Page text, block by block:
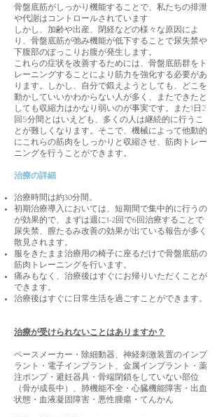
骨盤底筋がしっかり機能することで、私たちの排泄
や代謝はコントロールされています
しかし、加齢や出産、閉経などの様々な原因によ
り、骨盤底筋が弛み機能が低下することで尿失禁や
下腹部のぽっこりお腹が発生します。
これらの症状を改善するためには、骨盤底筋群をト
レーニングすることにより筋力を強化する必要があ
ります。しかし、自分で鍛えようとしても、どこを
動かしていいかわからない人が多く、またできたと
しても収縮力はかなり弱いのが事実です。また1日2
回5分間とはいえども、多くの人は継続的に行うこ
とが難しくなります。そこで、機械によって他動的
にこれらの筋肉をしっかりと収縮させ、筋肉トレー
ニングを行うことができます。
治療の詳細
治療時間は約30分間。
初期治療導入においては、短期間で集中的に行うの
が効果的で、まずは週に1-2回で6回治療することで
尿失禁、膣たるみ改善の効果が出ている報告が多く
散見されます。
服をきたまま治療用の椅子に座るだけで骨盤底筋の
筋肉トレーニングを行います。
痛みもなく、治療後はすぐにお帰りいただくことが
できます。
治療後はすぐに日常生活を過ごすことができます。
治療が受けられないことはありますか？
ペースメーカー・除細動器、神経刺激装置のインプ
ラント・電子インプラント、金属インプラント・薬
注ポンプ・避妊器具・骨端閉鎖をしていない部位
（骨が成長中）、肺機能不全・心臓機能障害・出血
状態・血液凝固障害・悪性腫瘍・てんかん